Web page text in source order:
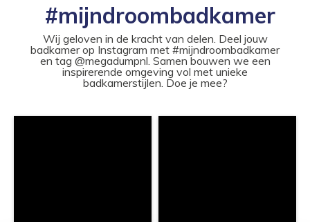
#mijndroombadkamer
Wij geloven in de kracht van delen. Deel jouw
badkamer op Instagram met #mijndroombadkamer
en tag @megadumpnl. Samen bouwen we een
inspirerende omgeving vol met unieke
badkamerstijlen. Doe je mee?